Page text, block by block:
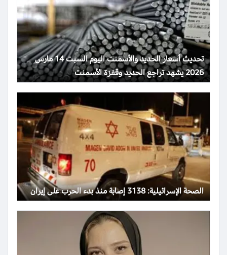
تحديث أسعار الحديد والأسمنت اليوم السبت 14 مارس
2026 يشهد تراجع الحديد وقفزة الأسمنت
الصحة الإسرائيلية: 3138 إصابة منذ بدء الحرب على إيران